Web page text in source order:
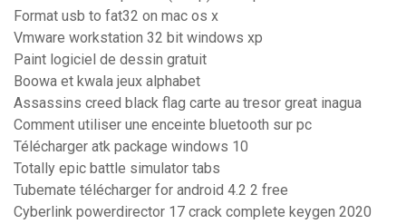
Format usb to fat32 on mac os x
Vmware workstation 32 bit windows xp
Paint logiciel de dessin gratuit
Boowa et kwala jeux alphabet
Assassins creed black flag carte au tresor great inagua
Comment utiliser une enceinte bluetooth sur pc
Télécharger atk package windows 10
Totally epic battle simulator tabs
Tubemate télécharger for android 4.2 2 free
Cyberlink powerdirector 17 crack complete keygen 2020